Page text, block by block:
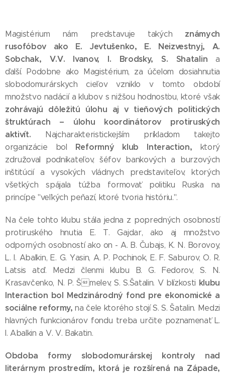
Magistérium nám predstavuje takých známych
rusofóbov ako E. Jevtušenko, E. Neizvestnyj, A.
Sobchak, V.V. Ivanov, I. Brodsky, S. Shatalin a
ďalší. Podobne ako Magistérium, za účelom dosiahnutia
slobodomurárskych cieľov vzniklo v tomto období
množstvo nadácií a klubov s nižšou hodnosťou, ktoré však
zohrávajú dôležitú úlohu aj v tieňových politických
štruktúrach – úlohu koordinátorov protiruských
aktivít. Najcharakteristickejším príkladom takejto
organizácie bol Reformný klub Interaction, ktorý
združoval podnikateľov, šéfov bankových a burzových
inštitúcií a vysokých vládnych predstaviteľov, ktorých
všetkých spájala túžba formovať politiku Ruska na
princípe "veľkých peňazí, ktoré tvoria históriu.".
Na čele tohto klubu stála jedna z popredných osobností
protiruského hnutia E. T. Gajdar, ako aj množstvo
odporných osobností ako on - A. B. Čubajs, K. N. Borovoy,
L. I. Abalkin, E. G. Yasin, A. P. Pochinok, E. F. Saburov, O. R.
Latsis atď. Medzi členmi klubu B. G. Fedorov, S. N.
Krasavčenko, N. P. Šmelev, S. S.Šatalin. V blízkosti klubu
Interaction bol Medzinárodný fond pre ekonomické a
sociálne reformy, na čele ktorého stojí S. S. Šatalin. Medzi
hlavných funkcionárov fondu treba určite poznamenať L.
I. Abalkin a V. V. Bakatin.
Obdoba formy slobodomurárskej kontroly nad
literárnym prostredím, ktorá je rozšírená na Západe,